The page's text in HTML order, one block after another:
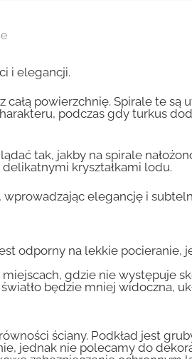
i elegancji.
powierzchnię. Spirale te są
podczas gdy turkus
tak, jakby na spirale
kryształkami lodu.
elegancję i
odporny na lekkie pocieranie,
gdzie nie występuje
będzie mniej widoczna,
ściany. Podkład jest
jednak nie polecamy do